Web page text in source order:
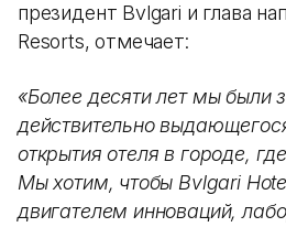
президент Bvlgari и глава
Resorts, отмечает:
«Более десяти лет мы были
действительно
открытия отеля в городе,
Мы хотим, чтобы Bvlgari
двигателем инноваций,